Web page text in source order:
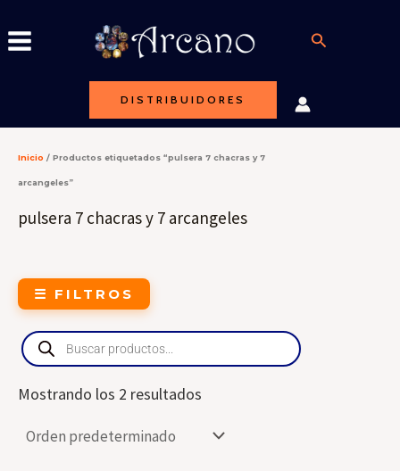
al
Buscar
DISTRIBUIDORES
Inicio / Productos etiquetados “pulsera 7 chacras y 7
arcangeles”
pulsera 7 chacras y 7 arcangeles
☰ FILTROS
Products
search
Mostrando los 2 resultados